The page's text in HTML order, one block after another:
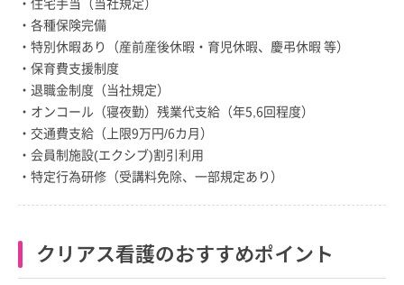
・各種保険完備
・特別休暇あり（産前産後休暇・育児休暇、慶弔休暇 等）
・保育費支援制度
・退職金制度（当社規定）
・オンコール（寝夜勤）残業代支給（年5,6回程度）
・交通費支給（上限9万円/6カ月）
・会員制施設(エクシブ)割引利用
・特定行為研修（受講料免除、一部規定あり）
クリアス看護のおすすめポイント